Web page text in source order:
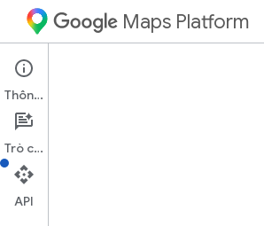
Maps Platform
Environment
Hướng dẫn
Thông tin
Trò chuyện
API